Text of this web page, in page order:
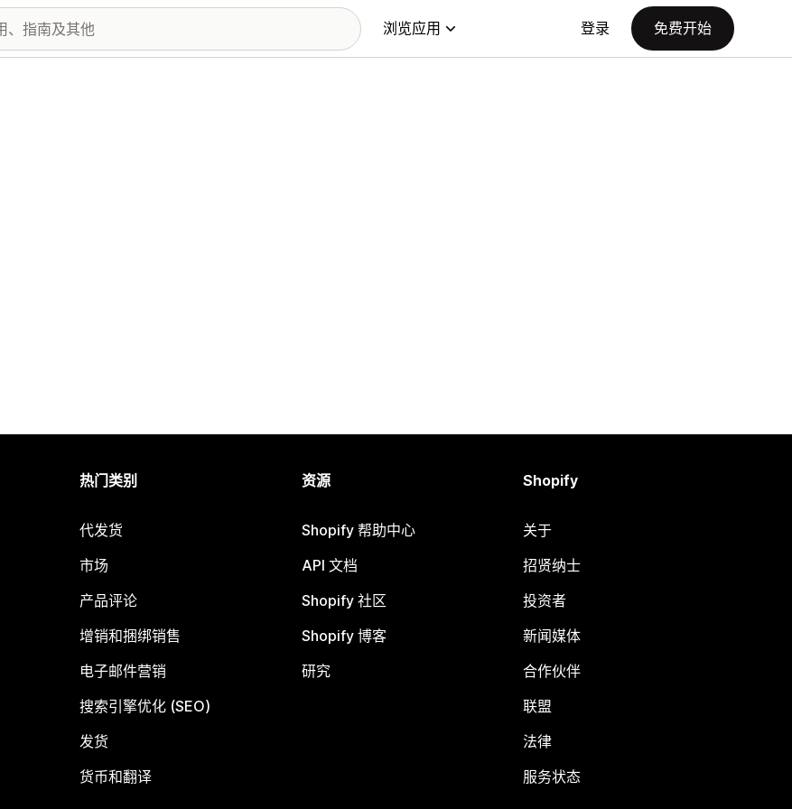
浏览应用 登录 免费开始
热门类别
代发货
市场
产品评论
增销和捆绑销售
电子邮件营销
搜索引擎优化 (SEO)
发货
货币和翻译
资源
Shopify 帮助中心
API 文档
Shopify 社区
Shopify 博客
研究
Shopify
关于
招贤纳士
投资者
新闻媒体
合作伙伴
联盟
法律
服务状态